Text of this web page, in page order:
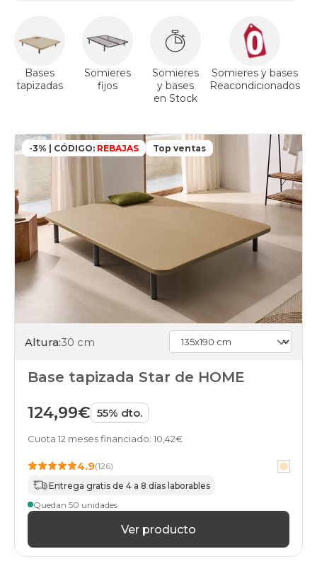
Bases
tapizadas
Somieres
fijos
Somieres
y bases
en Stock
Somieres y bases
Reacondicionados
-3% | CÓDIGO: REBAJAS Top ventas
Altura:30 cm
Base tapizada Star de HOME
124,99€ 55% dto.
Cuota 12 meses financiado: 10,42€
4.9(126)
Entrega gratis de 4 a 8 días laborables
Quedan 50 unidades
Ver producto